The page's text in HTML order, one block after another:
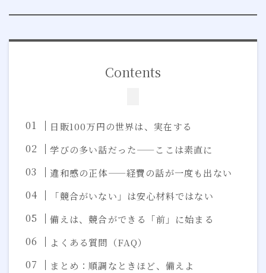
Contents
日販100万円の世界は、実在する
学びの多い話だった——ここは素直に
違和感の正体——経費の話が一度も出ない
「競合がいない」は安心材料ではない
備えは、競合ができる「前」に始まる
よくある質問（FAQ）
まとめ：順調なときほど、備えよ